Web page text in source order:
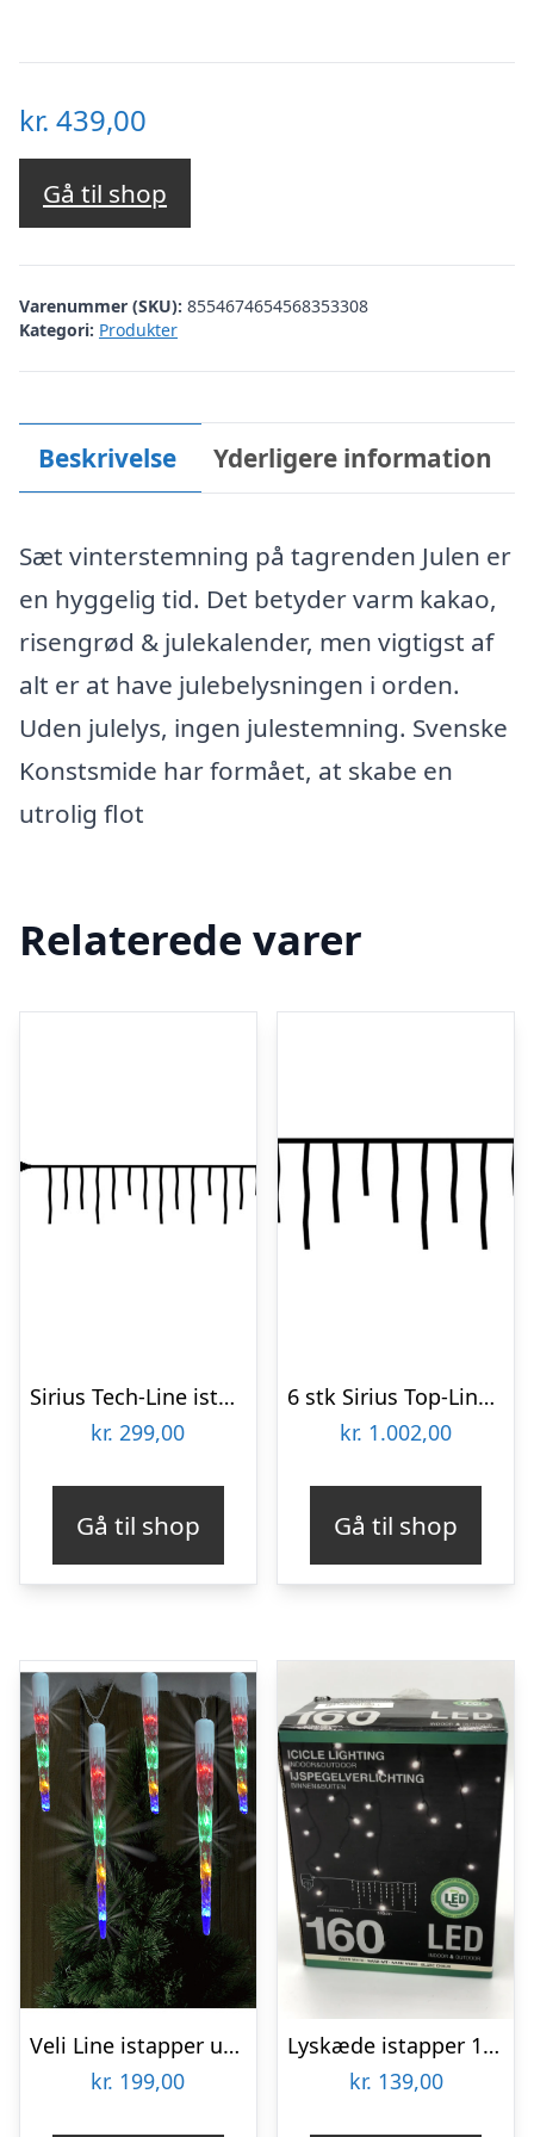
kr. 439,00
Gå til shop
Varenummer (SKU): 8554674654568353308
Kategori: Produkter
Beskrivelse Yderligere information
Sæt vinterstemning på tagrenden Julen er
en hyggelig tid. Det betyder varm kakao,
risengrød & julekalender, men vigtigst af
alt er at have julebelysningen i orden.
Uden julelys, ingen julestemning. Svenske
Konstsmide har formået, at skabe en
utrolig flot
Relaterede varer
Sirius Tech-Line istapper udendørs lyskæde, 100 varm hvide lys, 2,5×0,6 meter, startsæt
kr. 299,00
Gå til shop
6 stk Sirius Top-Line istapper udendørs lyskæde, 100 varm hvide lys, 2,5×0,75 meter, forlænger
kr. 1.002,00
Gå til shop
Veli Line istapper udendørs lyskæde, farvet lys
kr. 199,00
Lyskæde istapper 160 LED
kr. 139,00